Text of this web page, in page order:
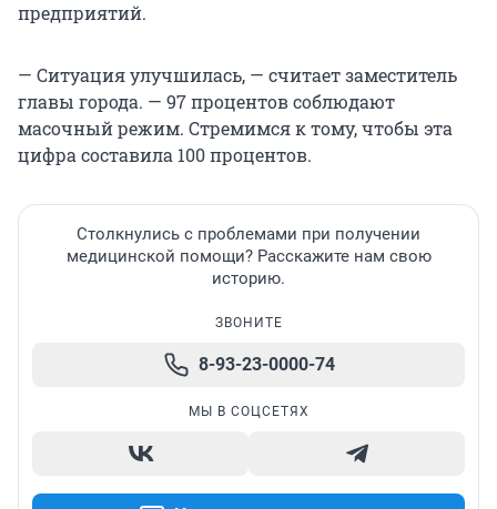
предприятий.
— Ситуация улучшилась, — считает заместитель
главы города. — 97 процентов соблюдают
масочный режим. Стремимся к тому, чтобы эта
цифра составила 100 процентов.
Столкнулись с проблемами при получении
медицинской помощи? Расскажите нам свою
историю.
ЗВОНИТЕ
8-93-23-0000-74
МЫ В СОЦСЕТЯХ